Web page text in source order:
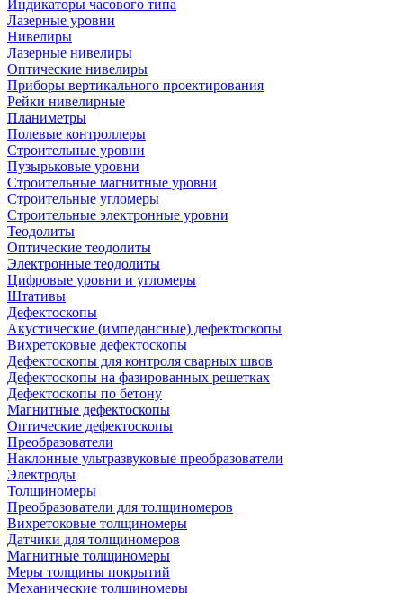
Индикаторы часового типа
Лазерные уровни
Нивелиры
Лазерные нивелиры
Оптические нивелиры
Приборы вертикального проектирования
Рейки нивелирные
Планиметры
Полевые контроллеры
Строительные уровни
Пузырьковые уровни
Строительные магнитные уровни
Строительные угломеры
Строительные электронные уровни
Теодолиты
Оптические теодолиты
Электронные теодолиты
Цифровые уровни и угломеры
Штативы
Дефектоскопы
Акустические (импедансные) дефектоскопы
Вихретоковые дефектоскопы
Дефектоскопы для контроля сварных швов
Дефектоскопы на фазированных решетках
Дефектоскопы по бетону
Магнитные дефектоскопы
Оптические дефектоскопы
Преобразователи
Наклонные ультразвуковые преобразователи
Электроды
Толщиномеры
Преобразователи для толщиномеров
Вихретоковые толщиномеры
Датчики для толщиномеров
Магнитные толщиномеры
Меры толщины покрытий
Механические толщиномеры